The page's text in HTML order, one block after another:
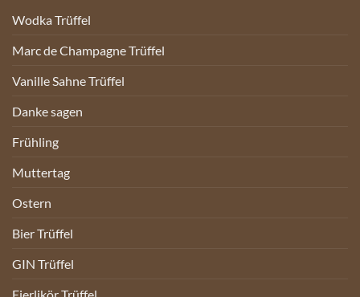
Wodka Trüffel
Marc de Champagne Trüffel
Vanille Sahne Trüffel
Danke sagen
Frühling
Muttertag
Ostern
Bier Trüffel
GIN Trüffel